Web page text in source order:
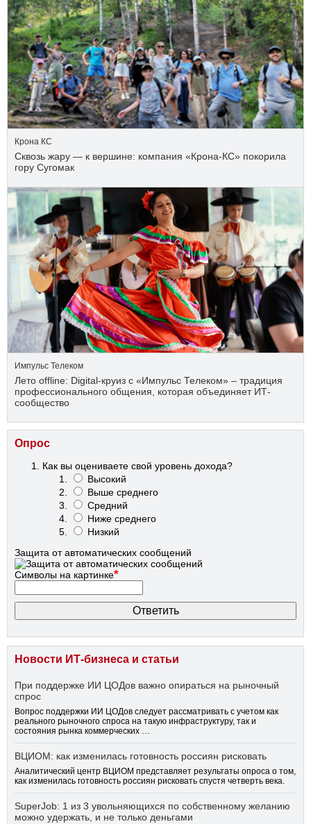
Крона КС
Сквозь жару — к вершине: компания «Крона‑КС» покорила
гору Сугомак
Импульс Телеком
Лето offline: Digital-круиз с «Импульс Телеком» – традиция
профессионального общения, которая объединяет ИТ-
сообщество
Опрос
Как вы оцениваете свой уровень дохода?
Высокий
Выше среднего
Средний
Ниже среднего
Низкий
Защита от автоматических сообщений
Символы на картинке*
Новости ИТ-бизнеса и статьи
При поддержке ИИ ЦОДов важно опираться на рыночный
спрос
Вопрос поддержки ИИ ЦОДов следует рассматривать с учетом как
реального рыночного спроса на такую инфраструктуру, так и
состояния рынка коммерческих …
ВЦИОМ: как изменилась готовность россиян рисковать
Аналитический центр ВЦИОМ представляет результаты опроса о том,
как изменилась готовность россиян рисковать спустя четверть века.
SuperJob: 1 из 3 увольняющихся по собственному желанию
можно удержать, и не только деньгами